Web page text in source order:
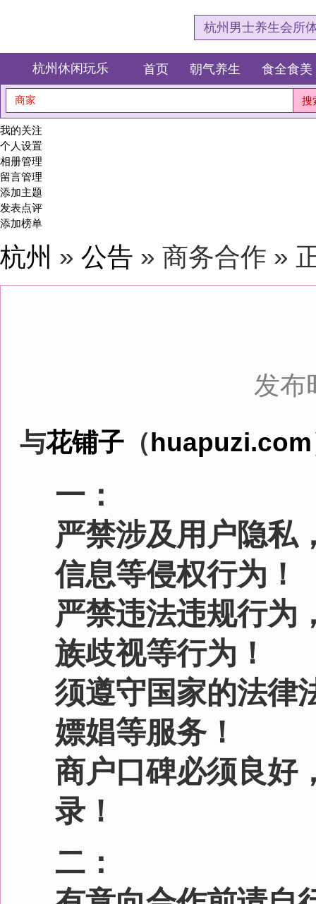
杭州男士养生会所体验网，专注
杭州休闲玩乐 首页 朝气养生 食全食美 狂欢派对
我的关注
个人设置
相册管理
留言管理
添加主题
发表点评
添加榜单
杭州»
商
严禁涉及用户隐私，如
信息等侵权行为！
严禁违法违规行为，如
族歧视等行为！
须遵守国家的法律法规
嫖娼等服务！
商户口碑必须良好，无
录！
二：
有意向合作前请自行观
少、关键词有哪些、效
广告不提供试放，不承
三：
所有广告图片类要由投
格式，请按照报价规格